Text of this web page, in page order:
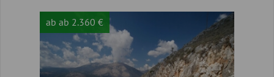
ab ab 2.360 €